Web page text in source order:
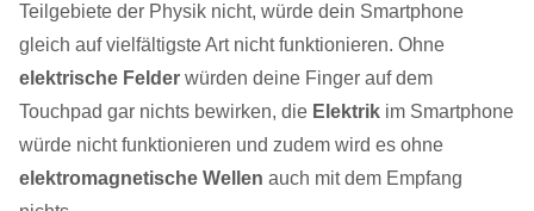
Teilgebiete der Physik nicht, würde dein Smartphone
gleich auf vielfältigste Art nicht funktionieren. Ohne
elektrische Felder würden deine Finger auf dem
Touchpad gar nichts bewirken, die Elektrik im Smartphone
würde nicht funktionieren und zudem wird es ohne
elektromagnetische Wellen auch mit dem Empfang